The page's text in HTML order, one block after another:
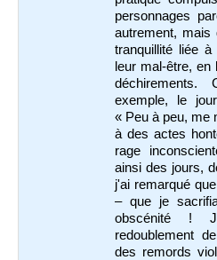
personnages
autrement, mais
tranquillité liée
leur mal-être, en
déchirements.
exemple, le
« Peu à peu, me
à des actes
rage
ainsi des jours,
j'ai remarqué
– que je
obscénité !
redoublement
des remords